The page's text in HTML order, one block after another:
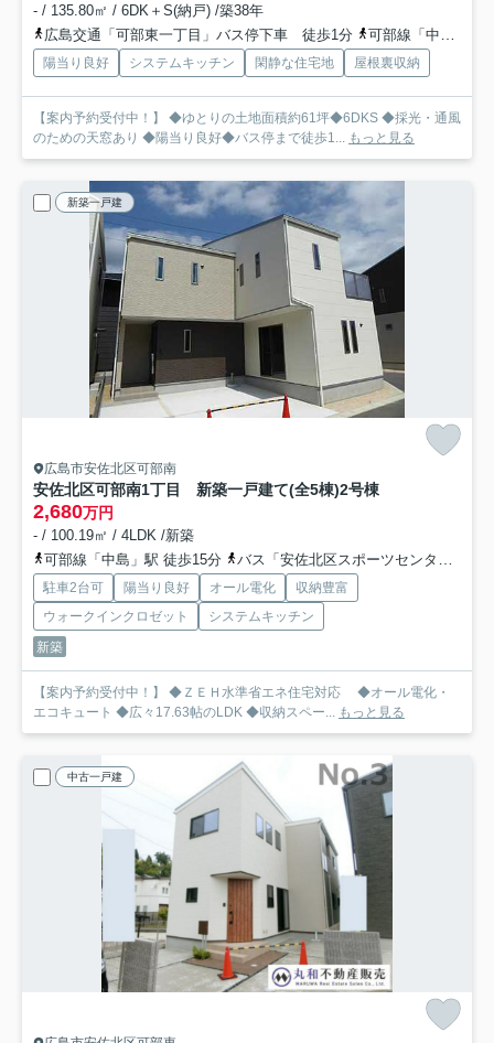
- / 135.80㎡ / 6DK＋S(納戸) /築38年
広島交通「可部東一丁目」バス停下車 徒歩1分
可部線「中島」駅 徒歩19分
陽当り良好 システムキッチン 閑静な住宅地 屋根裏収納
【案内予約受付中！】 ◆ゆとりの土地面積約61坪◆6DKS ◆採光・通風
のための天窓あり ◆陽当り良好◆バス停まで徒歩1... もっと見る
新築一戸建
広島市安佐北区可部南
安佐北区可部南1丁目 新築一戸建て(全5棟)2号棟
2,680万円
- / 100.19㎡ / 4LDK /新築
可部線「中島」駅 徒歩15分
バス「安佐北区スポーツセンター入口」バス停下車 徒歩11分
駐車2台可 陽当り良好 オール電化
収納豊富
ウォークインクロゼット
システムキッチン
新築
【案内予約受付中！】 ◆ＺＥＨ水準省エネ住宅対応 ◆オール電化・
エコキュート ◆広々17.63帖のLDK ◆収納スペー... もっと見る
中古一戸建